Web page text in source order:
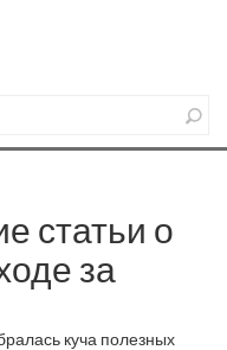
статьи о
за
куча полезных